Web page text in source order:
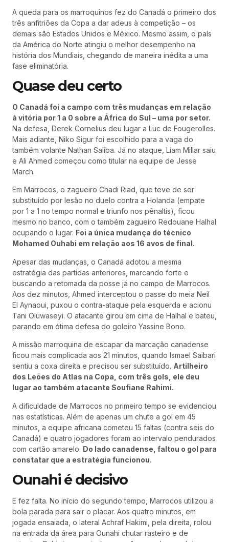
A queda para os marroquinos fez do Canadá o primeiro dos
três anfitriões da Copa a dar adeus à competição – os
demais são Estados Unidos e México. Mesmo assim, o país
da América do Norte atingiu o melhor desempenho na
história dos Mundiais, chegando de maneira inédita a uma
fase eliminatória.
Quase deu certo
O Canadá foi a campo com três mudanças em relação
à vitória por 1 a 0 sobre a África do Sul – uma por setor.
Na defesa, Derek Cornelius deu lugar a Luc de Fougerolles.
Mais adiante, Niko Sigur foi escolhido para a vaga do
também volante Nathan Saliba. Já no ataque, Liam Millar saiu
e Ali Ahmed começou como titular na equipe de Jesse
March.
Em Marrocos, o zagueiro Chadi Riad, que teve de ser
substituído por lesão no duelo contra a Holanda (empate
por 1 a 1 no tempo normal e triunfo nos pênaltis), ficou
mesmo no banco, com o também zagueiro Redouane Halhal
ocupando o lugar. Foi a única mudança do técnico
Mohamed Ouhabi em relação aos 16 avos de final.
Apesar das mudanças, o Canadá adotou a mesma
estratégia das partidas anteriores, marcando forte e
buscando a retomada da posse já no campo de Marrocos.
Aos dez minutos, Ahmed interceptou o passe do meia Neil
El Aynaoui, puxou o contra-ataque pela esquerda e acionu
Tani Oluwaseyi. O atacante girou em cima de Halhal e bateu,
parando em ótima defesa do goleiro Yassine Bono.
A missão marroquina de escapar da marcação canadense
ficou mais complicada aos 21 minutos, quando Ismael Saibari
sentiu a coxa direita e precisou ser substituído. Artilheiro
dos Leões do Atlas na Copa, com três gols, ele deu
lugar ao também atacante Soufiane Rahimi.
A dificuldade de Marrocos no primeiro tempo se evidenciou
nas estatísticas. Além de apenas um chute a gol em 45
minutos, a equipe africana cometeu 15 faltas (contra seis do
Canadá) e quatro jogadores foram ao intervalo pendurados
com cartão amarelo. Do lado canadense, faltou o gol para
constatar que a estratégia funcionou.
Ounahi é decisivo
E fez falta. No início do segundo tempo, Marrocos utilizou a
bola parada para sair o placar. Aos quatro minutos, em
jogada ensaiada, o lateral Achraf Hakimi, pela direita, rolou
na entrada da área para Ounahi chutar rasteiro e de